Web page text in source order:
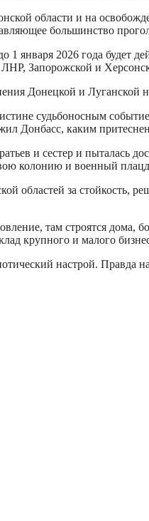
области и на
большинство
января 2026 года будет
Запорожской и
Донецкой и Луганской
судьбоносным
Донбасс, каким
и сестер и
колонию и военный
за стойкость,
там строятся
крупного и малого
настрой.